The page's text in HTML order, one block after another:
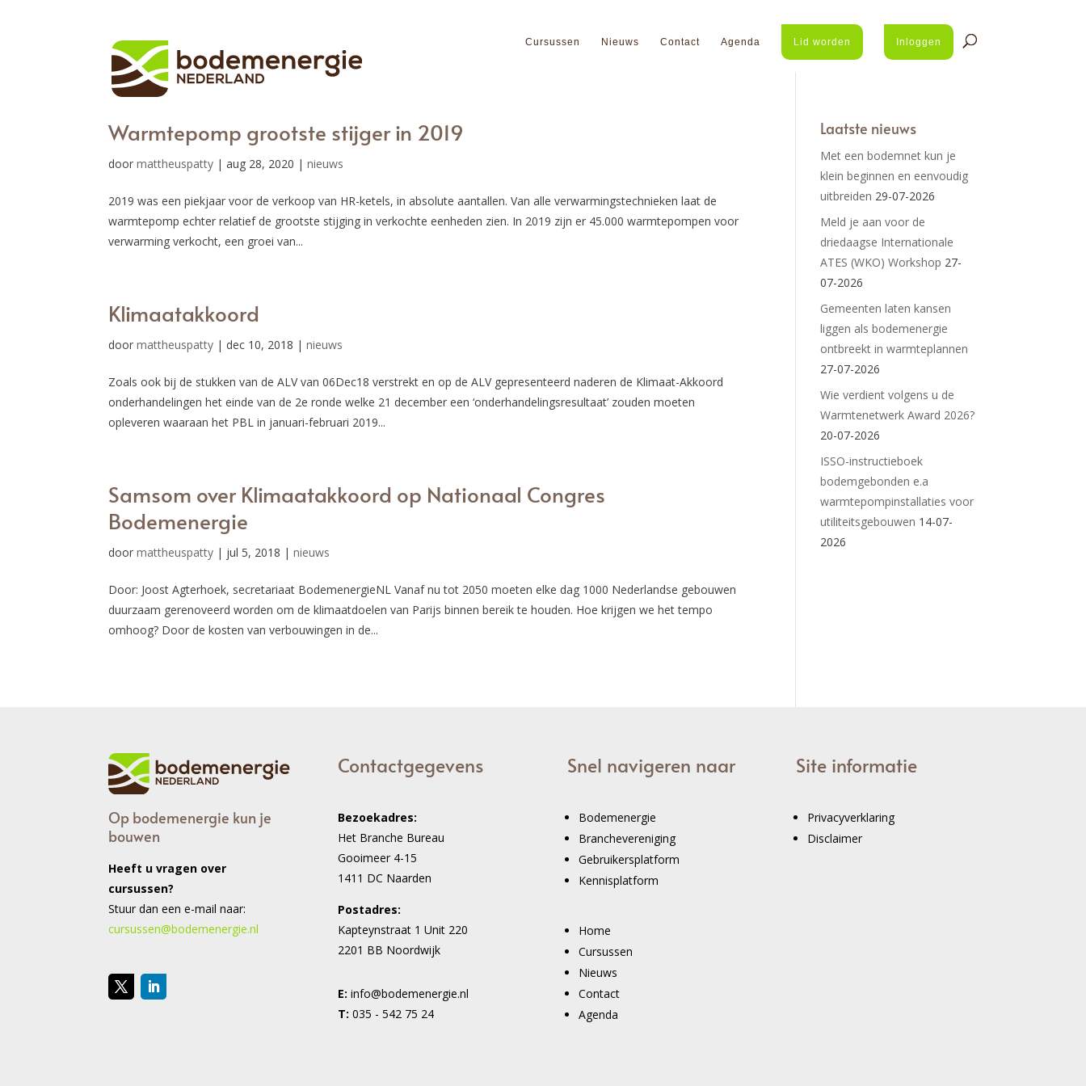
Cursussen Nieuws Contact Agenda Lid worden Inloggen
Warmtepomp grootste stijger in 2019
doormattheuspatty |aug 28, 2020 |nieuws
2019 was een piekjaar voor de verkoop van HR-ketels, in absolute aantallen. Van alle verwarmingstechnieken laat de
warmtepomp echter relatief de grootste stijging in verkochte eenheden zien. In 2019 zijn er 45.000 warmtepompen voor
verwarming verkocht, een groei van...
Klimaatakkoord
doormattheuspatty | dec 10, 2018 |nieuws
Zoals ook bij de stukken van de ALV van 06Dec18 verstrekt en op de ALV gepresenteerd naderen de Klimaat-Akkoord
onderhandelingen het einde van de 2e ronde welke 21 december een ‘onderhandelingsresultaat’ zouden moeten
opleveren waaraan het PBL in januari-februari 2019...
Samsom over Klimaatakkoord op Nationaal Congres
Bodemenergie
doormattheuspatty | jul 5, 2018 |nieuws
Door: Joost Agterhoek, secretariaat BodemenergieNL Vanaf nu tot 2050 moeten elke dag 1000 Nederlandse gebouwen
duurzaam gerenoveerd worden om de klimaatdoelen van Parijs binnen bereik te houden. Hoe krijgen we het tempo
omhoog? Door de kosten van verbouwingen in de...
Laatste nieuws
Met een bodemnet kun je
klein beginnen en eenvoudig
uitbreiden 29-07-2026
Meld je aan voor de
driedaagse Internationale
ATES (WKO) Workshop 27-
07-2026
Gemeenten laten kansen
liggen als bodemenergie
ontbreekt in warmteplannen
27-07-2026
Wie verdient volgens u de
Warmtenetwerk Award 2026?
20-07-2026
ISSO-instructieboek
bodemgebonden e.a
warmtepompinstallaties voor
utiliteitsgebouwen 14-07-
2026
Op bodemenergie kun je
bouwen
Heeft u vragen over
cursussen?
Stuur dan een e-mail naar:
cursussen@bodemenergie.nl
Contactgegevens
Bezoekadres:
Het Branche Bureau
Gooimeer 4-15
1411 DC Naarden
Postadres:
Kapteynstraat 1 Unit 220
2201 BB Noordwijk
E: info@bodemenergie.nl
T: 035 - 542 75 24
Snel navigeren naar
Bodemenergie
Branchevereniging
Gebruikersplatform
Kennisplatform
Home
Cursussen
Nieuws
Contact
Agenda
Site informatie
Privacyverklaring
Disclaimer